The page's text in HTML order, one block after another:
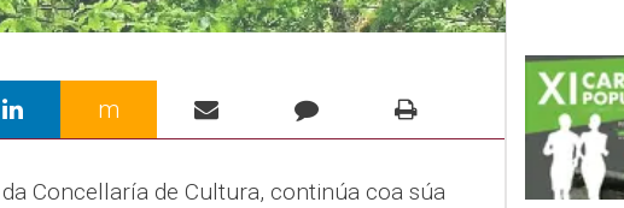
m
Concellaría de Cultura, continúa coa súa